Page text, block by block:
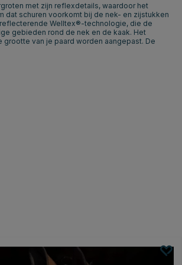
met zijn reflexdetails, waardoor het
dat schuren voorkomt bij de nek- en zijstukken
Welltex®-technologie, die de
gebieden rond de nek en de kaak. Het
van je paard worden aangepast. De